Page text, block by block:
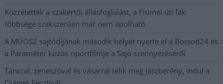
Közzétették a szakértői állásfoglalást, a Fiumei úti fák
többsége szakszerűen már nem ápolható
A MÚOSZ sajtódíjának második helyét nyerte el a Borsod24 és
a Paraméter közös riportfilmje a Sajó szennyezéséről
Tánccal, zeneszóval és vásárral telik meg Jászberény, indul a